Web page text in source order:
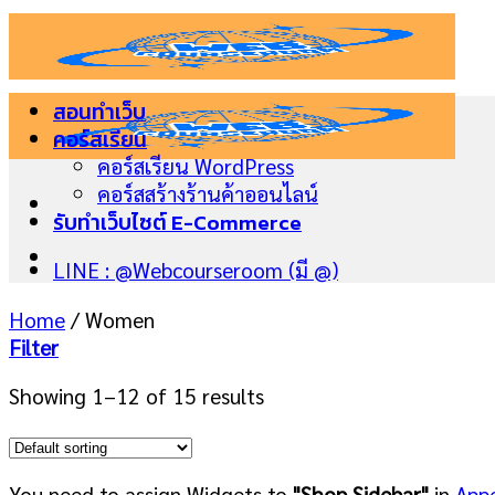
Skip
content
สอนทำเว็บ
คอร์สเรียน
คอร์สเรียน WordPress
คอร์สสร้างร้านค้าออนไลน์
รับทำเว็บไซต์ E-Commerce
LINE : @Webcourseroom (มี @)
Home /Women
Filter
Showing 1–12 of 15 results